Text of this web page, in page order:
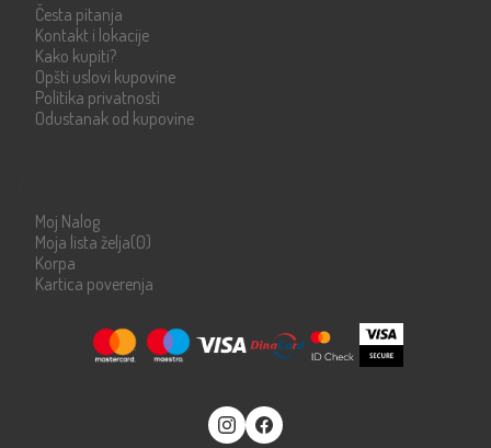
Česta pitanja
Kontakt i lokacije
Kako kupiti?
Opšti uslovi kupovine
Politika privatnosti
Odustanak od kupovine
Moj Nalog
Moja lista želja(0)
Korpa
Kartica poverenja